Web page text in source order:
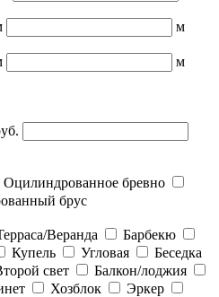
м
м
Оцилиндрованное бревно
брус
Веранда
Барбекю
Купель Угловая
Беседка
свет
Балкон/лоджия
Хозблок
Эркер